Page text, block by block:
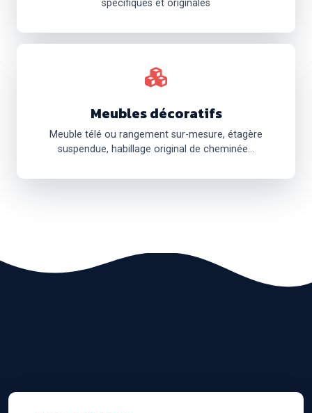
spécifiques et originales
Meubles décoratifs
Meuble télé ou rangement sur-mesure, étagère
suspendue, habillage original de cheminée...